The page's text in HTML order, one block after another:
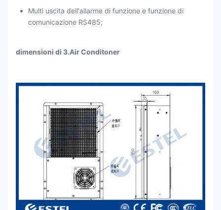
Multi uscita dell'allarme di funzione e funzione di
comunicazione RS485;
dimensioni di 3.Air Conditoner